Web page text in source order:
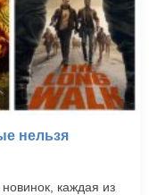
нельзя
каждая из